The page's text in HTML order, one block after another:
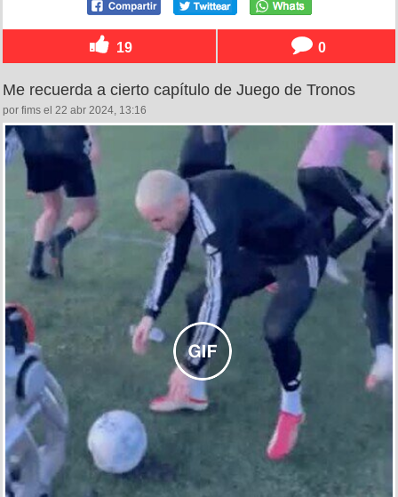
19 0
Me recuerda a cierto capítulo de Juego de Tronos
por fims el 22 abr 2024, 13:16